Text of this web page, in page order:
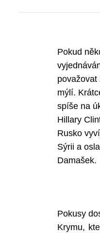
Pokud
mýlí.
spíše na
Hillary
Rusko
Sýrii a
Damašek.
Pokusy
Krymu,